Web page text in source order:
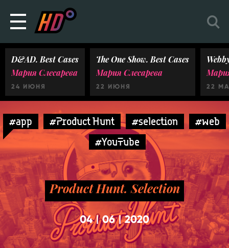
D&AD. Best Cases
Мария Слесарева
24 ИЮНЯ
The One Show. Best Cases
Мария Слесарева
22 ИЮНЯ 22
#app #Product Hunt #selection
#web
#YouTube
Product Hunt. Selection
04|06|2020